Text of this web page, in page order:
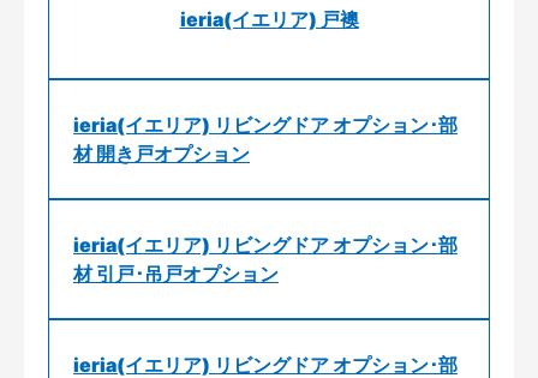
ieria(イエリア) 戸襖
ieria(イエリア) リビングドア オプション･部
材 開き戸オプション
ieria(イエリア) リビングドア オプション･部
材 引戸･吊戸オプション
ieria(イエリア) リビングドア オプション･部